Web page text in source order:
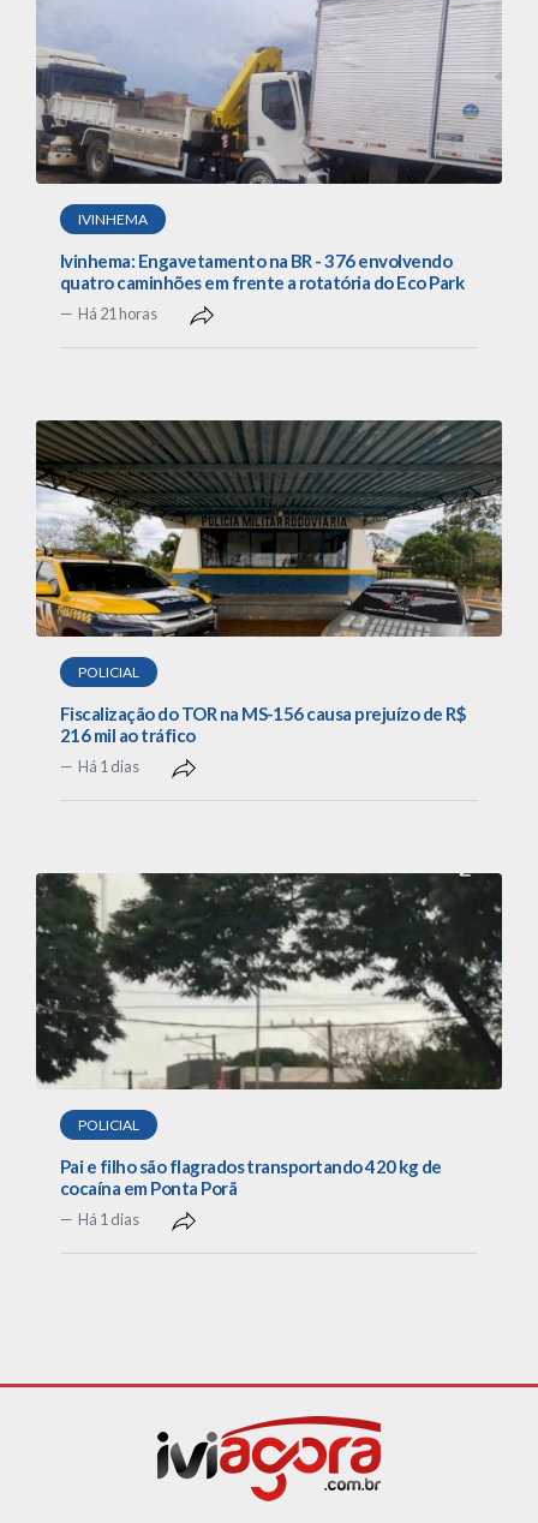
IVINHEMA
Ivinhema: Engavetamento na BR - 376 envolvendo
quatro caminhões em frente a rotatória do Eco Park
Há 21 horas
POLICIAL
Fiscalização do TOR na MS-156 causa prejuízo de R$
216 mil ao tráfico
Há 1 dias
POLICIAL
Pai e filho são flagrados transportando 420 kg de
cocaína em Ponta Porã
Há 1 dias